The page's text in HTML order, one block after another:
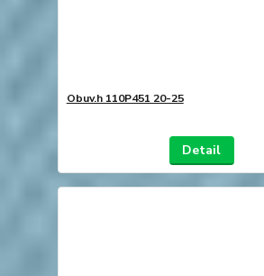
Obuv.h 110P451 20-25
Detail